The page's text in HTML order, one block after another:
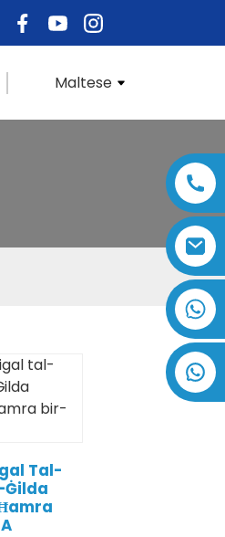
Maltese
Tal-
Ġilda